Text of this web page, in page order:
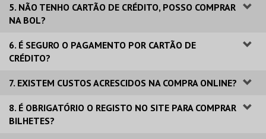
5. NÃO TENHO CARTÃO DE CRÉDITO, POSSO COMPRAR
NA BOL?
6. É SEGURO O PAGAMENTO POR CARTÃO DE
CRÉDITO?
7. EXISTEM CUSTOS ACRESCIDOS NA COMPRA ONLINE?
8. É OBRIGATÓRIO O REGISTO NO SITE PARA COMPRAR
BILHETES?